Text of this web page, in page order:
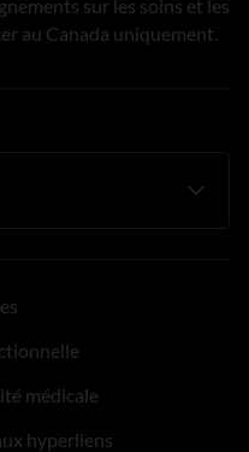
sur les soins et les
au Canada uniquement.
médicale
hyperliens